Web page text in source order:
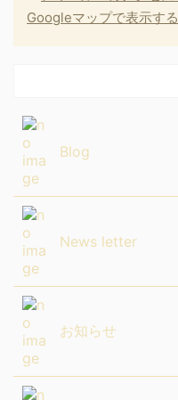
Googleマップで表示する
Blog
News letter
お知らせ